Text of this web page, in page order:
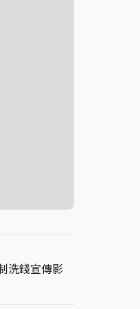
洗錢宣傳影